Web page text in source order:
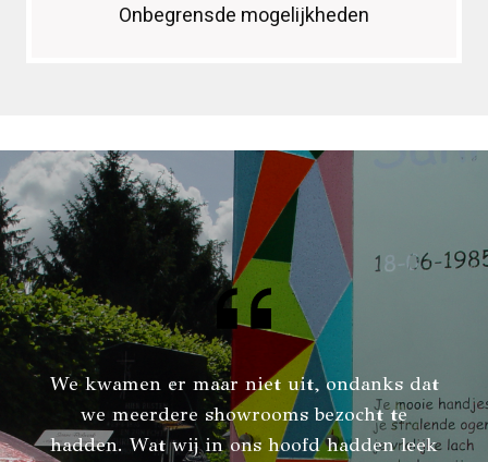
Onbegrensde mogelijkheden
We kwamen er maar niet uit, ondanks dat
we meerdere showrooms bezocht te
hadden. Wat wij in ons hoofd hadden leek